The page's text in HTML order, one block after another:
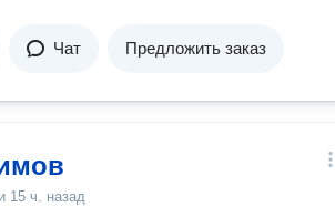
Чат Предложить заказ
15 ч. назад